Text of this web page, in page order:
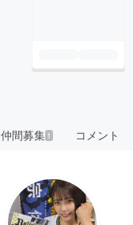
仲間募集 1 コメント